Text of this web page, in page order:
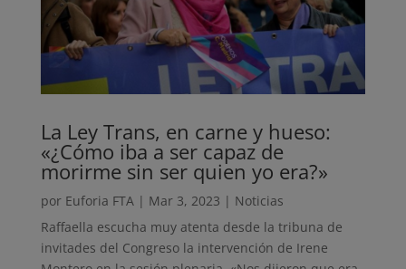
La Ley Trans, en carne y hueso:
«¿Cómo iba a ser capaz de
morirme sin ser quien yo era?»
por Euforia FTA| Mar 3, 2023 | Noticias
Raffaella escucha muy atenta desde la tribuna de
invitades del Congreso la intervención de Irene